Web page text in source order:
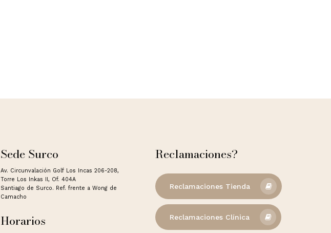
Sede Surco
Av. Circunvalación Golf Los Incas 206-208,
Torre Los Inkas II, Of. 404A
Santiago de Surco. Ref. frente a Wong de
Camacho
Horarios
Reclamaciones?
Reclamaciones Tienda
Reclamaciones Clínica